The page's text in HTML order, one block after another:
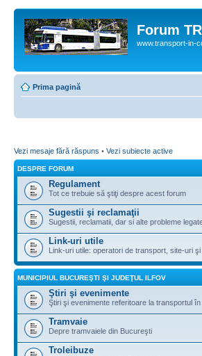
Forum
www.transport-in-
Prima pagină
Vezi mesaje fără răspuns • Vezi subiecte active
DESPRE FORUM
Regulament
Tot ce trebuie să ştiţi despre acest forum
Sugestii şi reclamaţii
Sugestii, reclamatii, dar si alte probleme
Link-uri utile
Link-uri utile: operatori de transport, site-uri
MUNICIPIUL BUCUREŞTI ŞI JUDEŢUL ILFOV
Ştiri şi evenimente
Ştiri şi evenimente referitoare la transportul
Tramvaie
Depre tramvaiele din Bucureşti
Troleibuze